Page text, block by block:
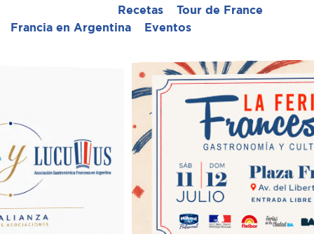
Recetas
Tour de France
Francia en Argentina
Eventos